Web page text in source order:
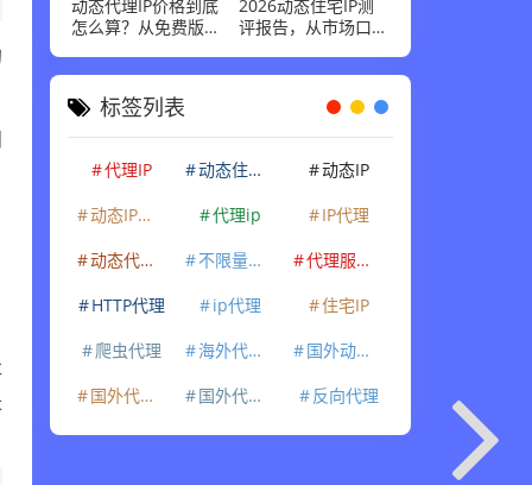
动态代理IP价格到底
怎么算？从免费版到
企业级套餐，花多少
钱才合适
2026动态住宅IP测
评报告，从市场口碑
到实际性能：高并发
场景下谁最稳
标签列表
代理IP 动态住宅IP
动态IP
动态IP代理
代理ip
IP代理
动态代理IP
不限量代理IP
代理服务器
HTTP代理
ip代理
住宅IP
爬虫代理
海外代理ip
国外动态IP
国外代理IP
国外代理ip 反向代理